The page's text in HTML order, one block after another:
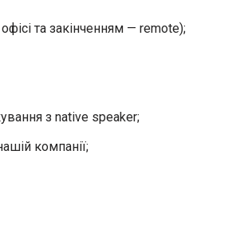
та закінченням — remote);
з native speaker;
компанії;